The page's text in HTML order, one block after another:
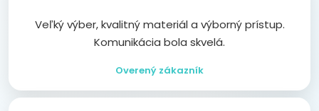
Veľký výber, kvalitný materiál a výborný prístup.
Komunikácia bola skvelá.
Overený zákazník